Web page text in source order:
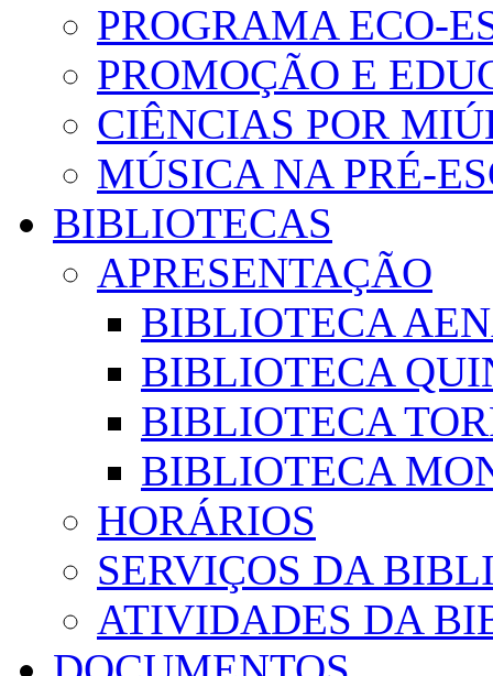
PROGRAMA ECO-
PROMOÇÃO E
CIÊNCIAS POR
MÚSICA NA PRÉ-
BIBLIOTECAS
APRESENTAÇÃO
BIBLIOTECA
BIBLIOTECA
BIBLIOTECA
BIBLIOTECA
HORÁRIOS
SERVIÇOS DA
ATIVIDADES DA